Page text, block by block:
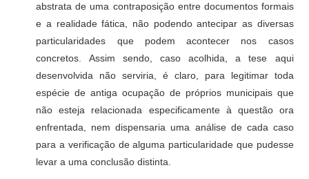
abstrata de uma contraposição entre documentos formais
e a realidade fática, não podendo antecipar as diversas
particularidades que podem acontecer nos casos
concretos. Assim sendo, caso acolhida, a tese aqui
desenvolvida não serviria, é claro, para legitimar toda
espécie de antiga ocupação de próprios municipais que
não esteja relacionada especificamente à questão ora
enfrentada, nem dispensaria uma análise de cada caso
para a verificação de alguma particularidade que pudesse
levar a uma conclusão distinta.